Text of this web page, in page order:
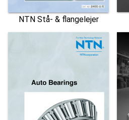
NTN Stå- & flangelejer